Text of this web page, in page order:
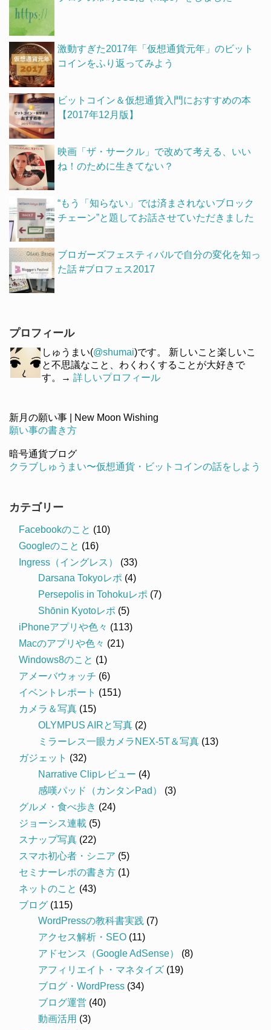
激動すぎた2017年「仮想通貨元年」のビット
コインをふり返ってみよう
ビットコイン＆仮想通貨入門におすすめの本
【2017年12月版】
映画「ザ・サークル」で改めて考える、いい
ね！のために生きてない？
“もう「知らない」では済まされないブロック
チェーン”と題してお話させていただきました
ブロガーズフェスティバルで自分の変化を知っ
た話 #ブロフェス2017
プロフィール
しゅうまい(@shumai)です。 新しいこと楽しいこ
と不思議なこと、わくわくすることが大好きで
す。→ 詳しいプロフィール
新月の願い事 | New Moon Wishing
願い事の書き方
暗号通貨ブログ
クラブしゅうまい〜仮想通貨・ビットコインの話をしよう
カテゴリー
Facebookのこと (10)
Googleのこと (16)
Ingress（イングレス）
(33)
Darsana Tokyoレポ (4)
Persepolis in Tohokuレポ (7)
Shōnin Kyotoレポ (5)
iPhoneアプリや色々 (113)
Macのアプリや色々 (21)
Windows8のこと (1)
アメーバウォッチ (6)
イベントレポート (151)
カメラ＆写真 (15)
OLYMPUS AIRと写真 (2)
ミラーレス一眼カメラNEX-5T＆写真 (13)
ガジェット (32)
Narrative Clipレビュー (4)
感嘆パッド（カンタンPad）
(3)
グルメ・食べ歩き (24)
ジョーシス連載 (5)
スナップ写真 (22)
スマホ初心者・シニア (5)
セミナーレポの書き方 (1)
ネットのこと (43)
ブログ (115)
WordPressの教科書実践 (7)
アクセス解析・SEO (11)
アドセンス（Google AdSense）
(8)
アフィリエイト・マネタイズ (19)
ブログ・WordPress (34)
ブログ運営 (40)
動画活用 (3)